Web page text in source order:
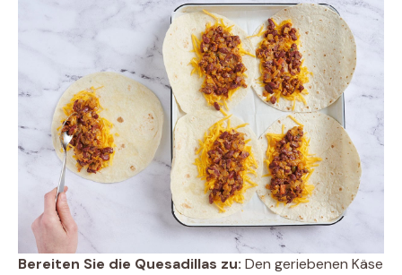
Bereiten Sie die Quesadillas zu: Den geriebenen Käse